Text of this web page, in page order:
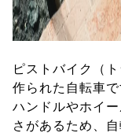
ピストバイク（
作られた自転車で
ハンドルやホイ
さがあるため、